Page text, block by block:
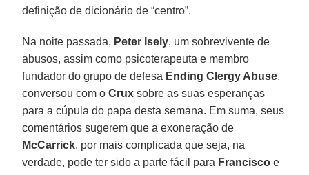
definição de dicionário de “centro”.
Na noite passada, Peter Isely, um sobrevivente de
abusos, assim como psicoterapeuta e membro
fundador do grupo de defesa Ending Clergy Abuse,
conversou com oCrux sobre as suas esperanças
para a cúpula do papa desta semana. Em suma, seus
comentários sugerem que a exoneração de
McCarrick, por mais complicada que seja, na
verdade, pode ter sido a parte fácil para Francisco e